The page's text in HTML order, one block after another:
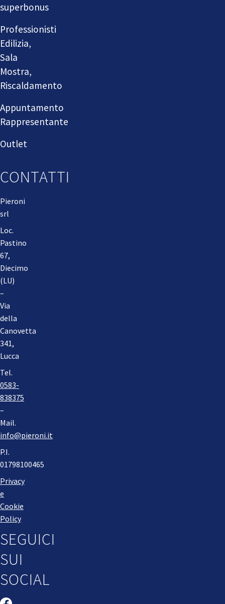
superbonus
Professionisti
Edilizia,
Sala
Mostra,
Riscaldamento
Appuntamento
Rappresentante
Outlet
CONTATTI
Pieroni
srl
Loc.
Pastino
67,
Diecimo
(LU)
–
Via
della
Canovetta
341,
Lucca
Tel.
0583-
838375
–
Mail.
info@pieroni.it
P.I.
01798100465
Privacy
e
Cookie
Policy
SEGUICI
SUI
SOCIAL